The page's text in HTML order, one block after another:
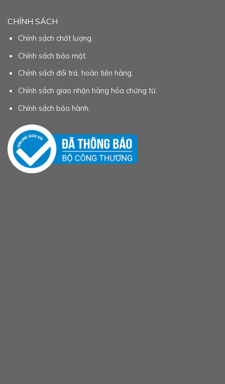
CHÍNH SÁCH
Chính sách chất lượng.
Chính sách bảo mật.
Chính sách đổi trả, hoàn tiền hàng.
Chính sách giao nhận hàng hóa chứng từ.
Chính sách bảo hành.